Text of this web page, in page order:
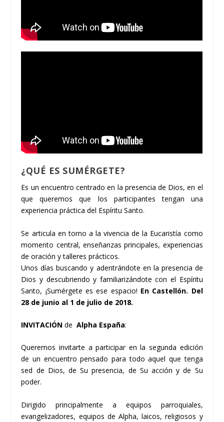
¿QUÉ ES SUMÉRGETE?
Es un encuentro centrado en la presencia de Dios, en el
que queremos que los participantes tengan una
experiencia práctica del Espíritu Santo.
Se articula en torno a la vivencia de la Eucaristía como
momento central, enseñanzas principales, experiencias
de oración y talleres prácticos.
Unos días buscando y adentrándote en la presencia de
Dios y descubriendo y familiarizándote con el Espíritu
Santo, ¡Sumérgete es ese espacio! En Castellón. Del
28 de junio al 1 de julio de 2018.
INVITACIÓN deAlpha España:
Queremos invitarte a participar en la segunda edición
de un encuentro pensado para todo aquel que tenga
sed de Dios, de Su presencia, de Su acción y de Su
poder.
Dirigido principalmente a equipos parroquiales,
evangelizadores, equipos de Alpha, laicos, religiosos y